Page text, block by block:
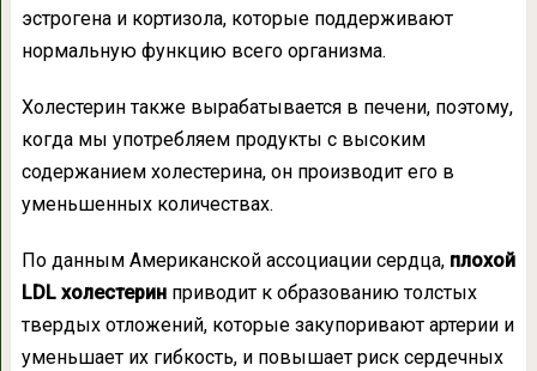
эстрогена и кортизола, которые поддерживают
нормальную функцию всего организма.
Холестерин также вырабатывается в печени, поэтому,
когда мы употребляем продукты с высоким
содержанием холестерина, он производит его в
уменьшенных количествах.
По данным Американской ассоциации сердца,плохой
LDL холестеринприводит к образованию толстых
твердых отложений, которые закупоривают артерии и
уменьшает их гибкость, и повышает риск сердечных